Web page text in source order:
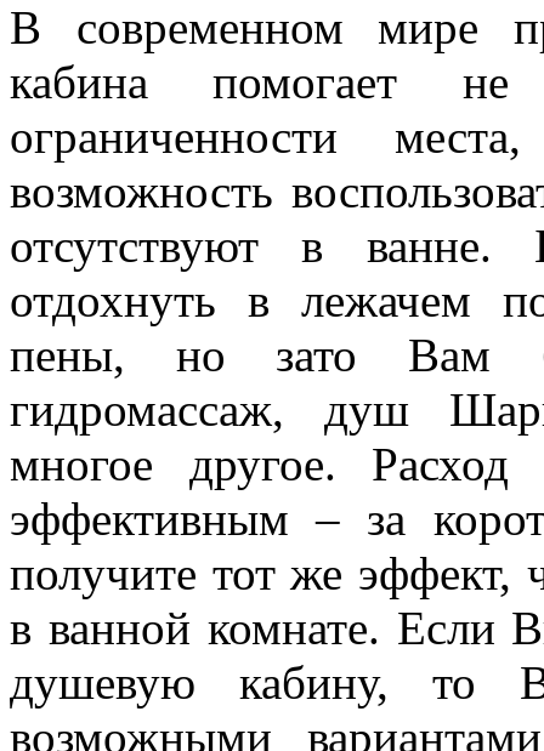
В современном мире
кабина помогает
ограниченности
возможность
отсутствуют в
отдохнуть в лежачем
пены, но зато Вам
гидромассаж, душ
многое другое.
эффективным – за
получите тот же эффект,
в ванной комнате. Если
душевую кабину, то
возможными